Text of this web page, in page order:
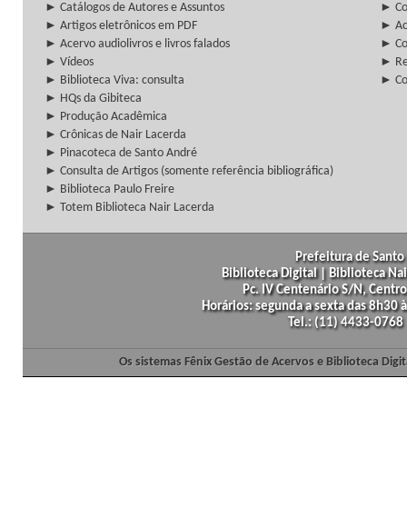
► Catálogos de Autores e Assuntos
►
► Artigos eletrônicos em PDF
►
► Acervo audiolivros e livros falados
►
► Vídeos
►
► Biblioteca Viva: consulta
►
► HQs da Gibiteca
► Produção Acadêmica
► Crônicas de Nair Lacerda
► Pinacoteca de Santo André
► Consulta de Artigos (somente referência bibliográfica)
► Biblioteca Paulo Freire
► Totem Biblioteca Nair Lacerda
Prefeitura de
Biblioteca Digital | Biblioteca
Pc. IV Centenário S/N,
Horários: segunda a sexta das
Tel.: (11) 4433-
Os sistemas Fênix Gestão de Acervos e Biblioteca